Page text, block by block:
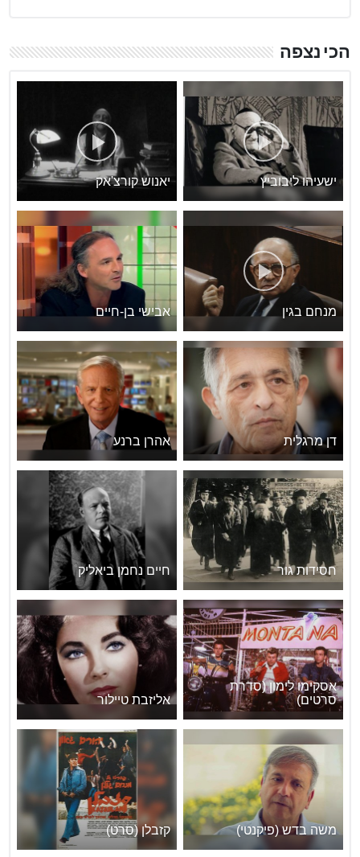
הכי נצפה
ישעיהו ליבוביץ יאנוש קורצ'אק
מנחם בגין אבישי בן-חיים
דן מרגלית אהרן ברנע
חסידות גור חיים נחמן ביאליק
אסקימו לימון (סדרת
סרטים)
אליזבת טיילור
משה בדש (פיקנטי) קזבלן (סרט)